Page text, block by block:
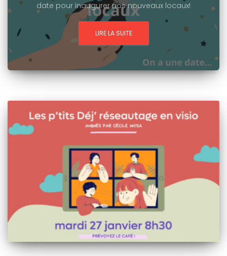
date pour inaugurer nos nouveaux locaux!
LIRE LA SUITE